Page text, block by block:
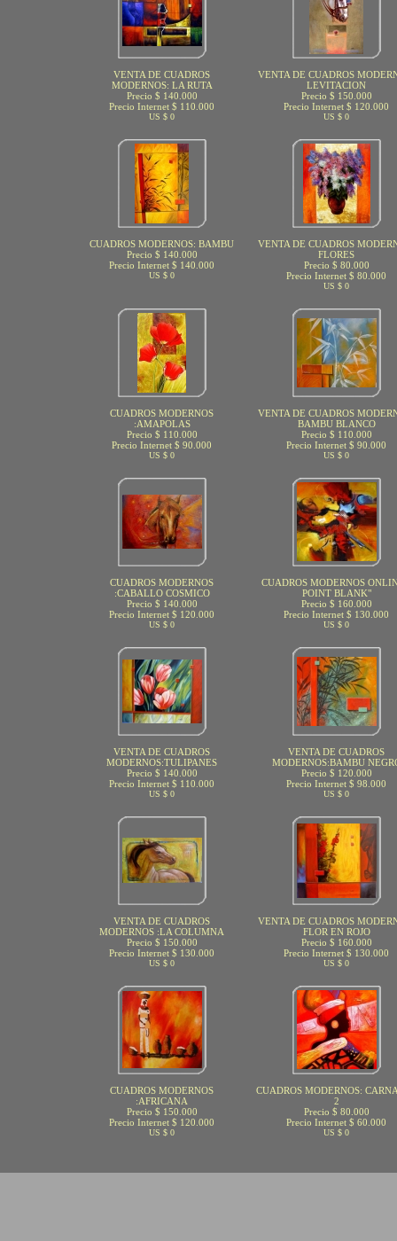
VENTA DE CUADROS
MODERNOS: LA RUTA
Precio $ 140.000
Precio Internet $ 110.000
US $ 0
VENTA DE CUADROS
LEVITACION
Precio $ 150.000
Precio Internet $ 120.000
US $ 0
CUADROS MODERNOS: BAMBU
Precio $ 140.000
Precio Internet $ 140.000
US $ 0
VENTA DE CUADROS
FLORES
Precio $ 80.000
Precio Internet $ 80.000
US $ 0
CUADROS MODERNOS
:AMAPOLAS
Precio $ 110.000
Precio Internet $ 90.000
US $ 0
VENTA DE CUADROS
BAMBU BLANCO
Precio $ 110.000
Precio Internet $ 90.000
US $ 0
CUADROS MODERNOS
:CABALLO COSMICO
Precio $ 140.000
Precio Internet $ 120.000
US $ 0
CUADROS MODERNOS
POINT BLANK"
Precio $ 160.000
Precio Internet $ 130.000
US $ 0
VENTA DE CUADROS
MODERNOS:TULIPANES
Precio $ 140.000
Precio Internet $ 110.000
US $ 0
VENTA DE CUADROS
MODERNOS:BAMBU
Precio $ 120.000
Precio Internet $ 98.000
US $ 0
VENTA DE CUADROS
MODERNOS :LA COLUMNA
Precio $ 150.000
Precio Internet $ 130.000
US $ 0
VENTA DE CUADROS
FLOR EN ROJO
Precio $ 160.000
Precio Internet $ 130.000
US $ 0
CUADROS MODERNOS
:AFRICANA
Precio $ 150.000
Precio Internet $ 120.000
US $ 0
CUADROS MODERNOS:
2
Precio $ 80.000
Precio Internet $ 60.000
US $ 0